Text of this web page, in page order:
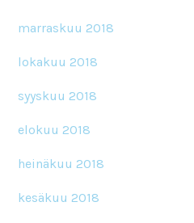
marraskuu 2018
lokakuu 2018
syyskuu 2018
elokuu 2018
heinäkuu 2018
kesäkuu 2018